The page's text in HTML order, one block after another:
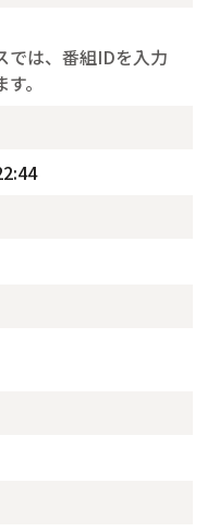
は、番組IDを入力
。